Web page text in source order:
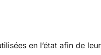
en l’état afin de